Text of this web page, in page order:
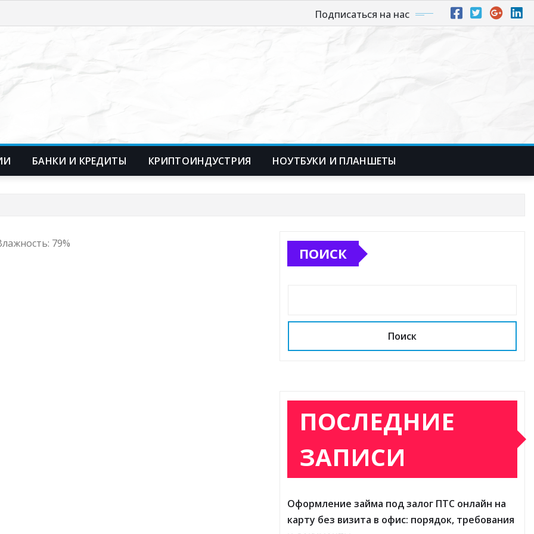
Подписаться на нас
БАНКИ И КРЕДИТЫ КРИПТОИНДУСТРИЯ НОУТБУКИ И ПЛАНШЕТЫ
79%
ПОИСК
Поиск
ПОСЛЕДНИЕ
ЗАПИСИ
Оформление займа под залог ПТС онлайн на
карту без визита в офис: порядок, требования